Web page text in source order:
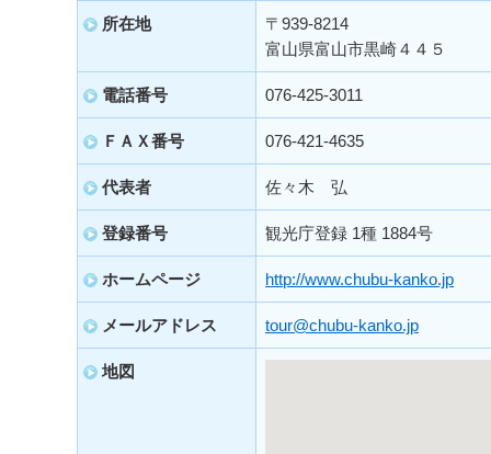
所在地
〒939-8214
富山県富山市黒崎４４５
電話番号 076-425-3011
ＦＡＸ番号 076-421-4635
代表者 佐々木 弘
登録番号 観光庁登録 1種 1884号
ホームページ http://www.chubu-kanko.jp
メールアドレス tour@chubu-kanko.jp
地図